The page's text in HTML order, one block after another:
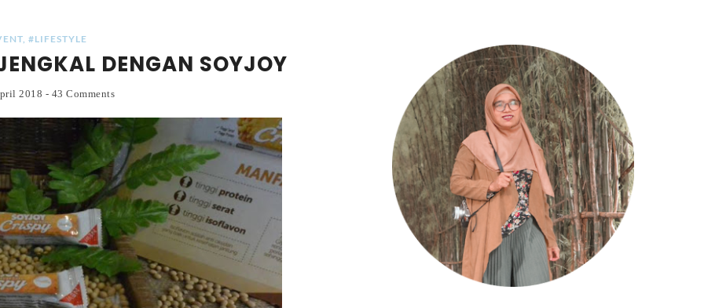
, #LIFESTYLE
DENGAN SOYJOY
2018 - 43 Comments